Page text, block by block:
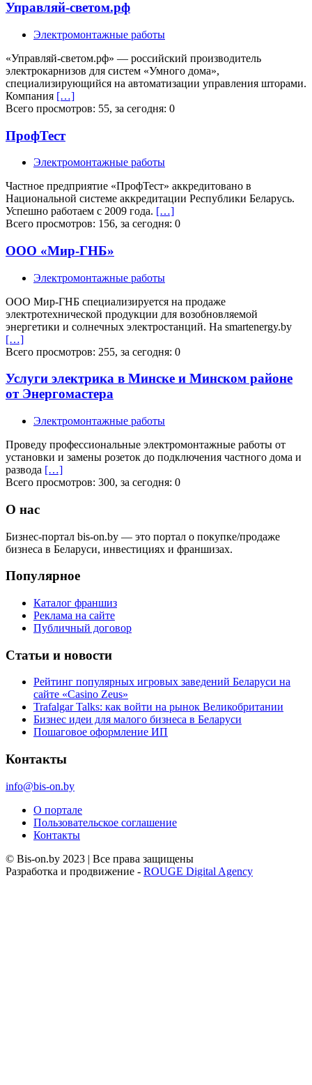
Управляй-светом.рф
Электромонтажные работы
«Управляй-светом.рф» — российский производитель
электрокарнизов для систем «Умного дома»,
специализирующийся на автоматизации управления шторами.
Компания […]
Всего просмотров: 55, за сегодня: 0
ПрофТест
Электромонтажные работы
Частное предприятие «ПрофТест» аккредитовано в
Национальной системе аккредитации Республики Беларусь.
Успешно работаем с 2009 года. […]
Всего просмотров: 156, за сегодня: 0
ООО «Мир-ГНБ»
Электромонтажные работы
ООО Мир-ГНБ специализируется на продаже
электротехнической продукции для возобновляемой
энергетики и солнечных электростанций. На smartenergy.by
[…]
Всего просмотров: 255, за сегодня: 0
Услуги электрика в Минске и Минском районе
от Энергомастера
Электромонтажные работы
Проведу профессиональные электромонтажные работы от
установки и замены розеток до подключения частного дома и
развода […]
Всего просмотров: 300, за сегодня: 0
О нас
Бизнес-портал bis-on.by — это портал о покупке/продаже
бизнеса в Беларуси, инвестициях и франшизах.
Популярное
Каталог франшиз
Реклама на сайте
Публичный договор
Статьи и новости
Рейтинг популярных игровых заведений Беларуси на
сайте «Casino Zeus»
Trafalgar Talks: как войти на рынок Великобритании
Бизнес идеи для малого бизнеса в Беларуси
Пошаговое оформление ИП
Контакты
info@bis-on.by
О портале
Пользовательское соглашение
Контакты
© Bis-on.by 2023 | Все права защищены
Разработка и продвижение - ROUGE Digital Agency